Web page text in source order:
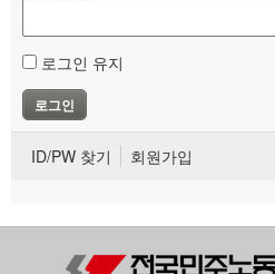
로그인 유지
ID/PW 찾기 회원가입